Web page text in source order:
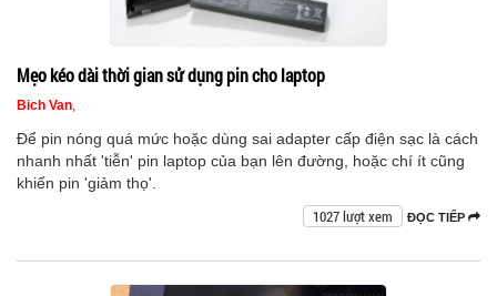
Mẹo kéo dài thời gian sử dụng pin cho laptop
Bich Van,
Để pin nóng quá mức hoặc dùng sai adapter cấp điện sạc là cách
nhanh nhất 'tiễn' pin laptop của bạn lên đường, hoặc chí ít cũng
khiến pin 'giảm thọ'.
ĐỌC TIẾP
1027 lượt xem